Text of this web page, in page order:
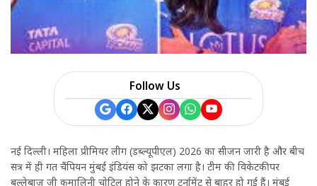
Follow Us
नई दिल्ली। महिला प्रीमियर लीग (डब्ल्यूपीएल) 2026 का सीजन जारी है और बीच
सत्र में ही गत चैंपियन मुंबई इंडियंस को झटका लगा है। टीम की विकेटकीपर
बल्लेबाज जी कमालिनी चोटिल होने के कारण टूर्नामेंट से बाहर हो गई हैं। मुंबई
r
e